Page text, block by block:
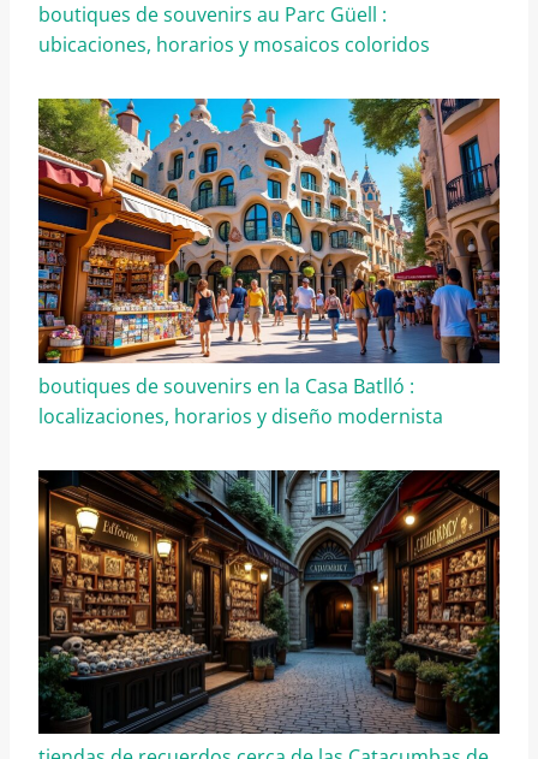
boutiques de souvenirs au Parc Güell :
ubicaciones, horarios y mosaicos coloridos
boutiques de souvenirs en la Casa Batlló :
localizaciones, horarios y diseño modernista